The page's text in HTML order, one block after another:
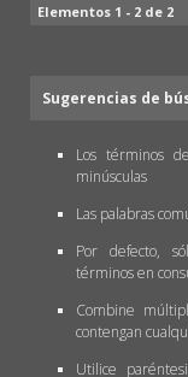
Elementos 1 - 2 de 2
Sugerencias de
Los términos
minúsculas
Las palabras
Por defecto,
términos en
Combine
contengan
Utilice